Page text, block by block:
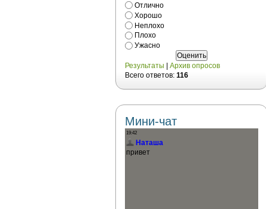
Отлично
Хорошо
Неплохо
Плохо
Ужасно
Результаты
Архив опросов
Всего ответов: 116
Мини-чат